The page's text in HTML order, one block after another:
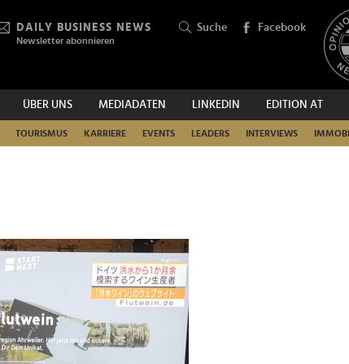
DAILY BUSINESS NEWS
Newsletter abonnieren
Suche Facebook
ÜBER UNS MEDIADATEN LINKEDIN EDITION AT
TOURISMUS KARRIERE EVENTS LEADERS INTERVIEWS
SUCHEN